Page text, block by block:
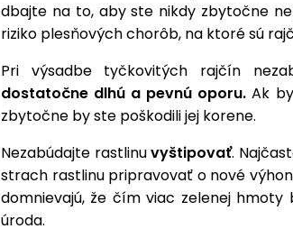
dbajte na to, aby ste nikdy zbytočne
riziko plesňových chorôb, na ktoré sú
Pri výsadbe tyčkovitých rajčín
dostatočne dlhú a pevnú oporu. Ak
zbytočne by ste poškodili jej korene.
Nezabúdajte rastlinuvyštipovať.
strach rastlinu pripravovať o nové
domnievajú, že čím viac zelenej
úroda.